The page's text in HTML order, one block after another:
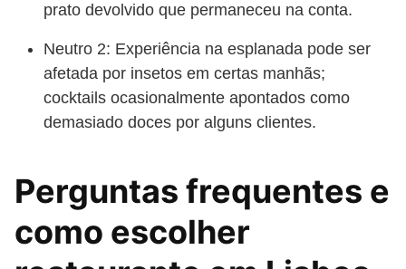
prato devolvido que permaneceu na conta.
Neutro 2: Experiência na esplanada pode ser
afetada por insetos em certas manhãs;
cocktails ocasionalmente apontados como
demasiado doces por alguns clientes.
Perguntas frequentes e
como escolher